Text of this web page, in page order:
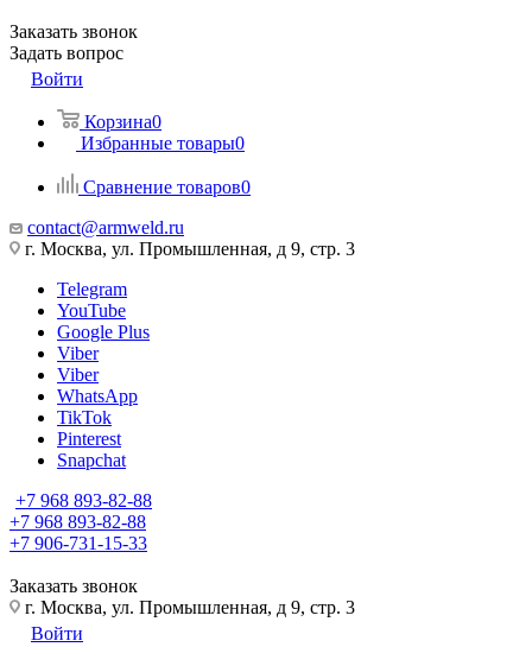
Заказать звонок
Задать вопрос
Войти
Корзина0
Избранные товары0
Сравнение товаров0
contact@armweld.ru
г. Москва, ул. Промышленная, д 9, стр. 3
Telegram
YouTube
Google Plus
Viber
Viber
WhatsApp
TikTok
Pinterest
Snapchat
+7 968 893-82-88
+7 968 893-82-88
+7 906-731-15-33
Заказать звонок
г. Москва, ул. Промышленная, д 9, стр. 3
Войти